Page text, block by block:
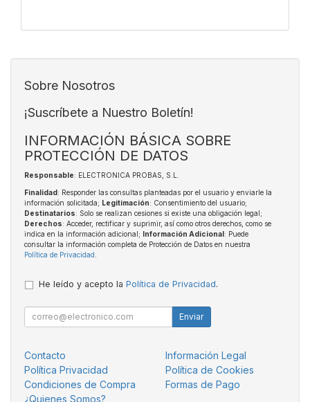
Sobre Nosotros
¡Suscríbete a Nuestro Boletín!
INFORMACIÓN BÁSICA SOBRE
PROTECCIÓN DE DATOS
Responsable: ELECTRONICA PROBAS, S.L.
Finalidad: Responder las consultas planteadas por el usuario y enviarle la
información solicitada; Legitimación: Consentimiento del usuario;
Destinatarios: Solo se realizan cesiones si existe una obligación legal;
Derechos: Acceder, rectificar y suprimir, así como otros derechos, como se
indica en la información adicional; Información Adicional: Puede
consultar la información completa de Protección de Datos en nuestra
Política de Privacidad
He leído y acepto la Política de Privacidad.
Enviar
Contacto
Información Legal
Política Privacidad
Política de Cookies
Condiciones de Compra
Formas de Pago
¿Quienes Somos?